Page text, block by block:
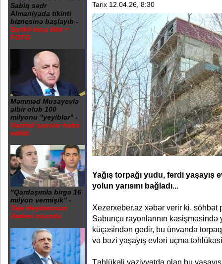
Sabiq sədr
Almaniyada tikinti
biznesinə başlayıb -
Şərikli bina tikir +
FOTO
Məmməd Musayevlə
əlbir olub 100
milyonu “yeyiblər” -
Vəzifəli şəxslər həbs
edildi
“Qardaşımla birgə 16
milyon vermişik” -
Tale Heydərovun
ifadəsi oxundu
Tarix 12.04.26, 8:30
Yağış torpağı yudu, fərdi yaşayış
yolun yarısını bağladı...
Xezerxeber.az xəbər verir ki, söhbət
Sabunçu rayonlarının
küçəsindən gedir, bu ünvanda
və bəzi yaşayış evləri uçma
Təhlükəli vəziyyətdə olan bu